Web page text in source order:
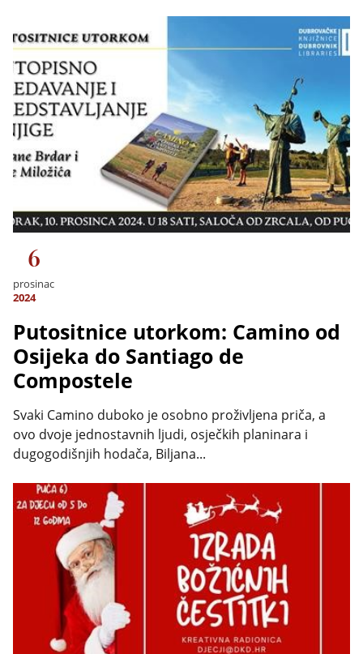
6
prosinac
2024
Putositnice utorkom: Camino od
Osijeka do Santiago de
Compostele
Svaki Camino duboko je osobno proživljena priča, a
ovo dvoje jednostavnih ljudi, osječkih planinara i
dugogodišnjih hodača, Biljana...